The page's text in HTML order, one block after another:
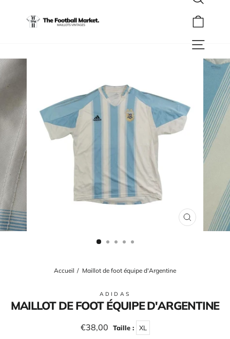
Rechercher
Navigation
FERMER
(ESC)
Accueil / Maillot de foot équipe d'Argentine
ADIDAS
MAILLOT DE FOOT ÉQUIPE D'ARGENTINE
Prix
régulier
€38,00 Taille : XL